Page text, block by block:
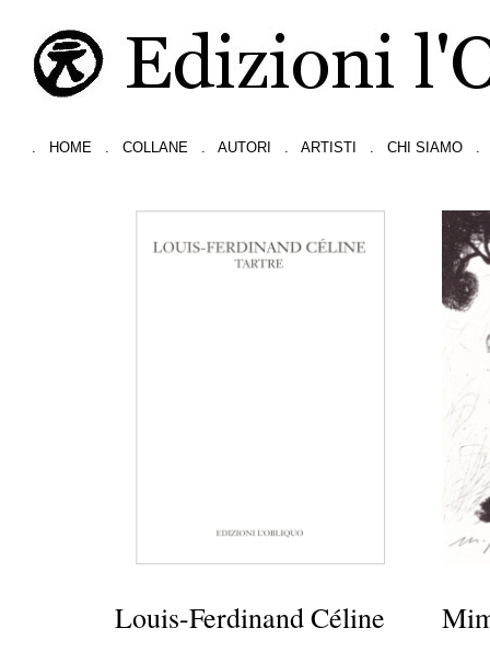
HOME COLLANE AUTORI ARTISTI CHI SIAMO
Louis-Ferdinand Céline